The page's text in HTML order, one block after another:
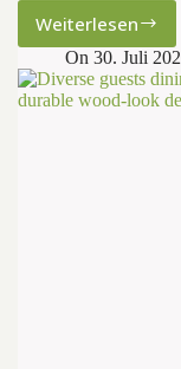
Weiterlesen
Ein
Material,
ein
Gebäude:
On 30. Juli